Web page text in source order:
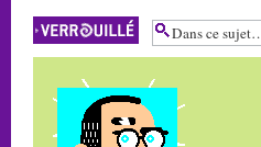
Sujet verrouillé